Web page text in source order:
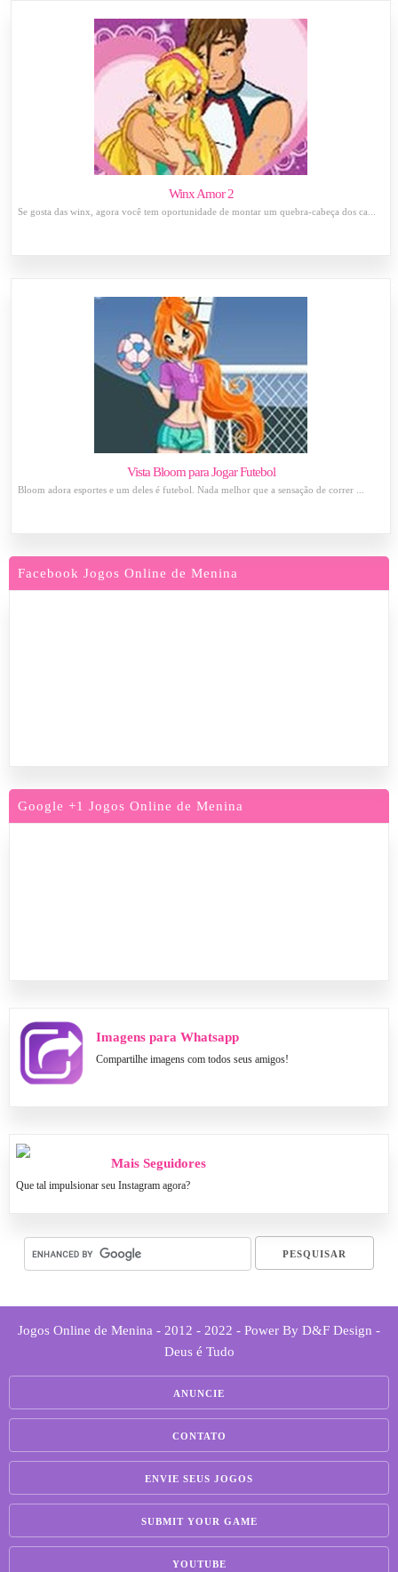
Winx Amor 2
Se gosta das winx, agora você tem oportunidade de montar um quebra-cabeça dos ca...
Vista Bloom para Jogar Futebol
Bloom adora esportes e um deles é futebol. Nada melhor que a sensação de correr ...
Facebook Jogos Online de Menina
Google +1 Jogos Online de Menina
Imagens para Whatsapp
Compartilhe imagens com todos seus amigos!
Mais Seguidores
Que tal impulsionar seu Instagram agora?
Jogos Online de Menina - 2012 - 2022 - Power By D&F Design -
Deus é Tudo
ANUNCIE
CONTATO
ENVIE SEUS JOGOS
SUBMIT YOUR GAME
YOUTUBE